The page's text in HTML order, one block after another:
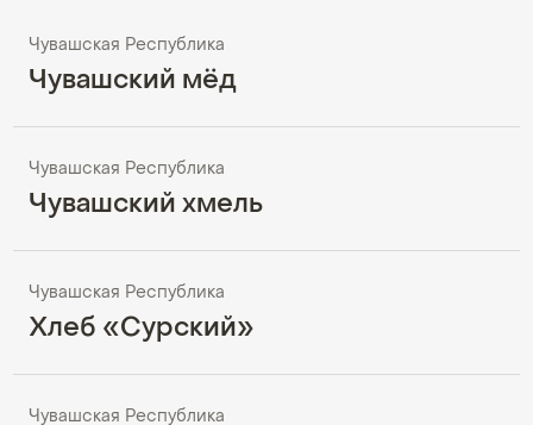
Чувашская Республика
Чувашский мёд
Чувашская Республика
Чувашский хмель
Чувашская Республика
Хлеб «Сурский»
Чувашская Республика